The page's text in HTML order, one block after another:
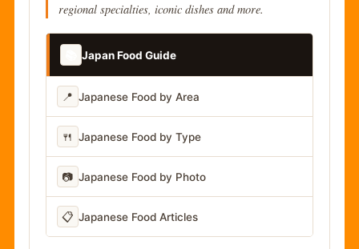
regional specialties, iconic dishes and more.
Japan Food Guide
📍 Japanese Food by Area
🍴 Japanese Food by Type
📷 Japanese Food by Photo
📋 Japanese Food Articles